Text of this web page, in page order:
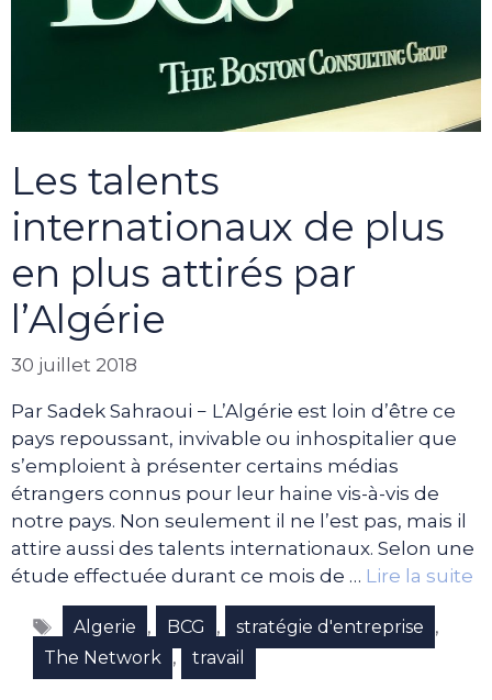
Les talents
internationaux de plus
en plus attirés par
l’Algérie
30 juillet 2018
Par Sadek Sahraoui − L’Algérie est loin d’être ce
pays repoussant, invivable ou inhospitalier que
s’emploient à présenter certains médias
étrangers connus pour leur haine vis-à-vis de
notre pays. Non seulement il ne l’est pas, mais il
attire aussi des talents internationaux. Selon une
étude effectuée durant ce mois de … Lire la suite
Étiquettes
Algerie , BCG , stratégie d'entreprise ,
The Network , travail